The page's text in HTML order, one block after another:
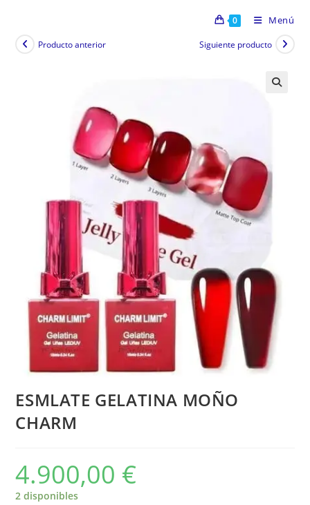
0 Menú
Producto anterior Siguiente producto
ESMLATE GELATINA MOÑO
CHARM
4.900,00 €
2 disponibles